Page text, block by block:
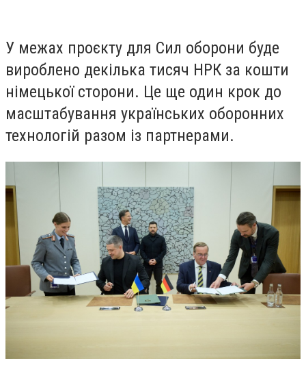
У межах проєкту для Сил оборони буде
вироблено декілька тисяч НРК за кошти
німецької сторони. Це ще один крок до
масштабування українських оборонних
технологій разом із партнерами.